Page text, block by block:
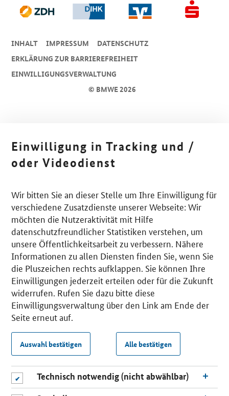
© BMWE 2026
INHALT IMPRESSUM
DA­TEN­SCHUTZ
ERKLÄRUNG ZUR BARRIEREFREIHEIT
EINWILLIGUNGSVERWALTUNG
Einwilligung in Tracking und /
oder Videodienst
Wir bitten Sie an dieser Stelle um Ihre Einwilligung für
verschiedene Zusatzdienste unserer Webseite: Wir
möchten die Nutzeraktivität mit Hilfe
datenschutzfreundlicher Statistiken verstehen, um
unsere Öffentlichkeitsarbeit zu verbessern. Nähere
Informationen zu allen Diensten finden Sie, wenn Sie
die Pluszeichen rechts aufklappen. Sie können Ihre
Einwilligungen jederzeit erteilen oder für die Zukunft
widerrufen. Rufen Sie dazu bitte diese
Einwilligungsverwaltung über den Link am Ende der
Seite erneut auf.
Auswahl bestätigen Alle bestätigen
Technisch notwendig (nicht abwählbar)